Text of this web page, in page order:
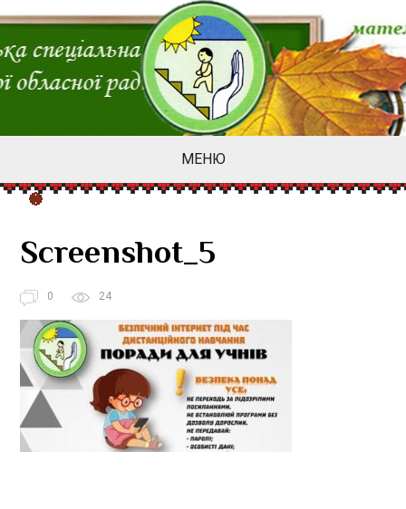
МЕНЮ
Screenshot_5
0 24